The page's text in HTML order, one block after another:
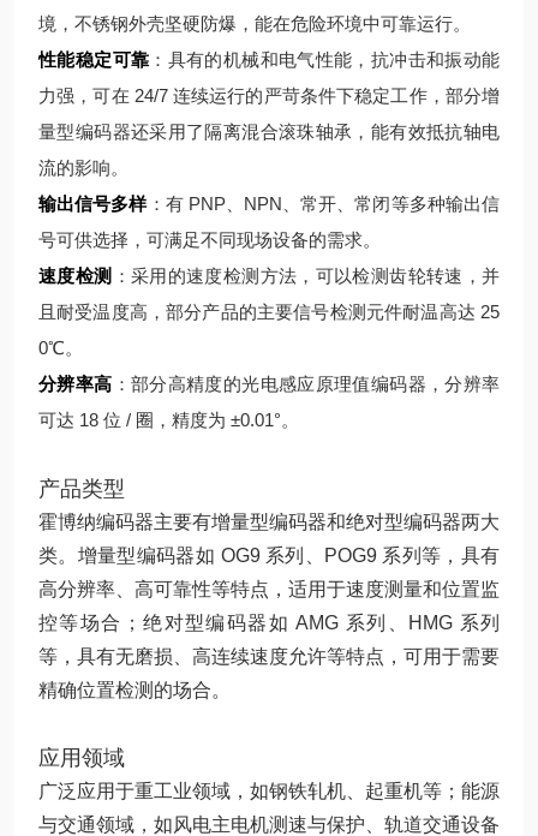
境，不锈钢外壳坚硬防爆，能在危险环境中可靠运行。
性能稳定可靠 ：具有的机械和电气性能，抗冲击和振动能
力强，可在 24/7 连续运行的严苛条件下稳定工作，部分增
量型编码器还采用了隔离混合滚珠轴承，能有效抵抗轴电
流的影响。
输出信号多样：有 PNP、NPN、常开、常闭等多种输出信
号可供选择，可满足不同现场设备的需求。
速度检测 ：采用的速度检测方法，可以检测齿轮转速，并
且耐受温度高，部分产品的主要信号检测元件耐温高达 25
0℃。
分辨率高 ：部分高精度的光电感应原理值编码器，分辨率
可达 18 位 / 圈，精度为 ±0.01°。
产品类型
霍博纳编码器主要有增量型编码器和绝对型编码器两大
类。增量型编码器如 OG9 系列、POG9 系列等，具有
高分辨率、高可靠性等特点，适用于速度测量和位置监
控等场合；绝对型编码器如 AMG 系列、HMG 系列
等，具有无磨损、高连续速度允许等特点，可用于需要
精确位置检测的场合。
应用领域
广泛应用于重工业领域，如钢铁轧机、起重机等；能源
与交通领域，如风电主电机测速与保护、轨道交通设备